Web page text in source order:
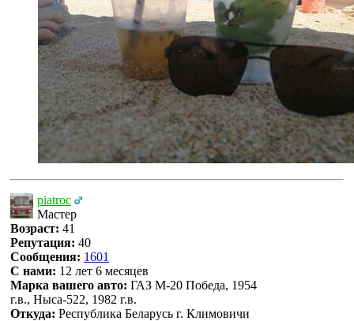
piatroc
Мастер
Возраст: 41
Репутация: 40
Сообщения: 1601
С нами: 12 лет 6 месяцев
Марка вашего авто: ГАЗ М-20 Победа, 1954
г.в., Ныса-522, 1982 г.в.
Откуда: Республика Беларусь г. Климовичи